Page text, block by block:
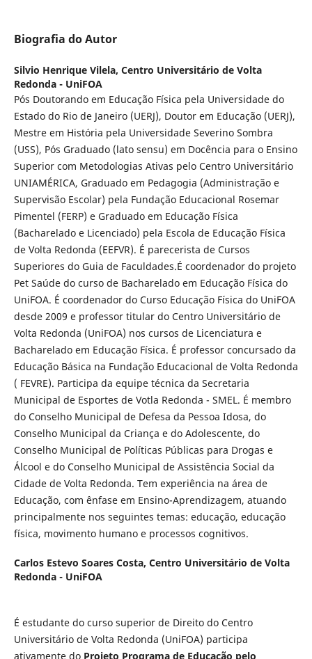
Biografia do Autor
Silvio Henrique Vilela, Centro Universitário de Volta
Redonda - UniFOA
Pós Doutorando em Educação Física pela Universidade do
Estado do Rio de Janeiro (UERJ), Doutor em Educação (UERJ),
Mestre em História pela Universidade Severino Sombra
(USS), Pós Graduado (lato sensu) em Docência para o Ensino
Superior com Metodologias Ativas pelo Centro Universitário
UNIAMÉRICA, Graduado em Pedagogia (Administração e
Supervisão Escolar) pela Fundação Educacional Rosemar
Pimentel (FERP) e Graduado em Educação Física
(Bacharelado e Licenciado) pela Escola de Educação Física
de Volta Redonda (EEFVR). É parecerista de Cursos
Superiores do Guia de Faculdades.É coordenador do projeto
Pet Saúde do curso de Bacharelado em Educação Física do
UniFOA. É coordenador do Curso Educação Física do UniFOA
desde 2009 e professor titular do Centro Universitário de
Volta Redonda (UniFOA) nos cursos de Licenciatura e
Bacharelado em Educação Física. É professor concursado da
Educação Básica na Fundação Educacional de Volta Redonda
( FEVRE). Participa da equipe técnica da Secretaria
Municipal de Esportes de Votla Redonda - SMEL. É membro
do Conselho Municipal de Defesa da Pessoa Idosa, do
Conselho Municipal da Criança e do Adolescente, do
Conselho Municipal de Políticas Públicas para Drogas e
Álcool e do Conselho Municipal de Assistência Social da
Cidade de Volta Redonda. Tem experiência na área de
Educação, com ênfase em Ensino-Aprendizagem, atuando
principalmente nos seguintes temas: educação, educação
física, movimento humano e processos cognitivos.
Carlos Estevo Soares Costa, Centro Universitário de Volta
Redonda - UniFOA
É estudante do curso superior de Direito do Centro
Universitário de Volta Redonda (UniFOA) participa
ativamente do Projeto Programa de Educação pelo